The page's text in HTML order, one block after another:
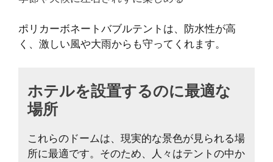
ポリカーボネートバブルテントは、防水性が高
く、激しい風や大雨からも守ってくれます。
ホテルを設置するのに最適な
場所
これらのドームは、現実的な景色が見られる場
所に最適です。そのため、人々はテントの中か